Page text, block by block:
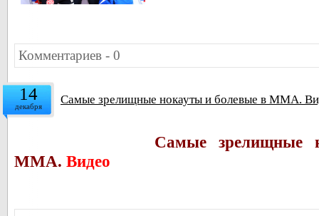
Комментариев - 0
14
декабря Самые зрелищные нокауты и болевые в ММА.
Самые зрелищные
ММА. Видео